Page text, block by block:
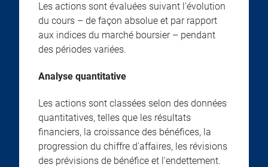
Les actions sont évaluées suivant l'évolution
du cours – de façon absolue et par rapport
aux indices du marché boursier – pendant
des périodes variées.
Analyse quantitative
Les actions sont classées selon des données
quantitatives, telles que les résultats
financiers, la croissance des bénéfices, la
progression du chiffre d'affaires, les révisions
des prévisions de bénéfice et l'endettement.